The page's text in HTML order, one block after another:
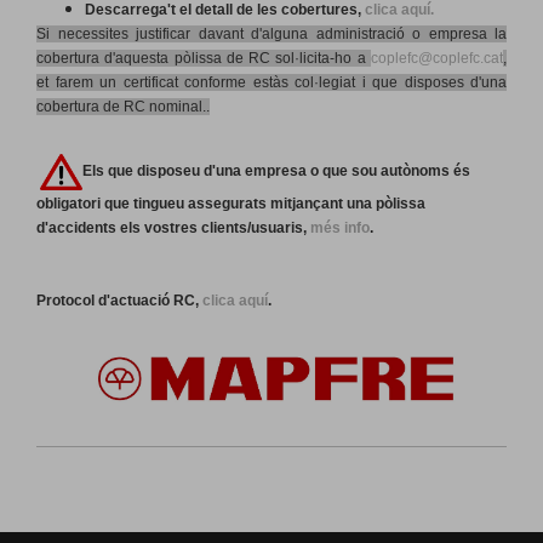
Descarrega't el detall de les cobertures, clica aquí.
Si necessites justificar davant d'alguna administració o empresa la
cobertura d'aquesta pòlissade RCsol·licita-ho acoplefc@coplefc.cat,
et farem un certificat conforme estàs col ·legiat i que disposes d'una
cobertura de RC nominal..
Els que disposeu d'una empresa o que sou autònoms és
obligatori que tingueu assegurats mitjançant una pòlissa
d'accidents els vostres clients/usuaris, més info.
Protocol d'actuació RC, clica aquí.